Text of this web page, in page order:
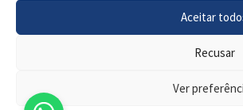
Aceitar
Recusar
Ver